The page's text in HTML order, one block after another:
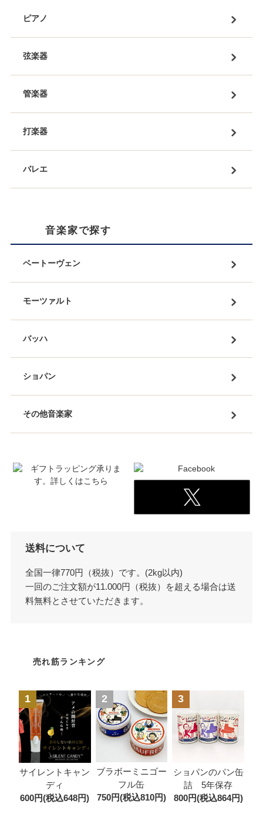
ピアノ
弦楽器
管楽器
打楽器
バレエ
音楽家で探す
ベートーヴェン
モーツァルト
バッハ
ショパン
その他音楽家
送料について
全国一律770円（税抜）です。(2kg以内)
一回のご注文額が11.000円（税抜）を超える場合は送
料無料とさせていただきます。
売れ筋ランキング
1
サイレントキャン
ディ
600円(税込648円)
2
ブラボーミニゴー
フル缶
750円(税込810円)
3
ショパンのパン缶
詰 5年保存
800円(税込864円)